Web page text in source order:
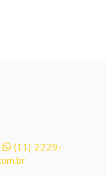
(11) 2229-